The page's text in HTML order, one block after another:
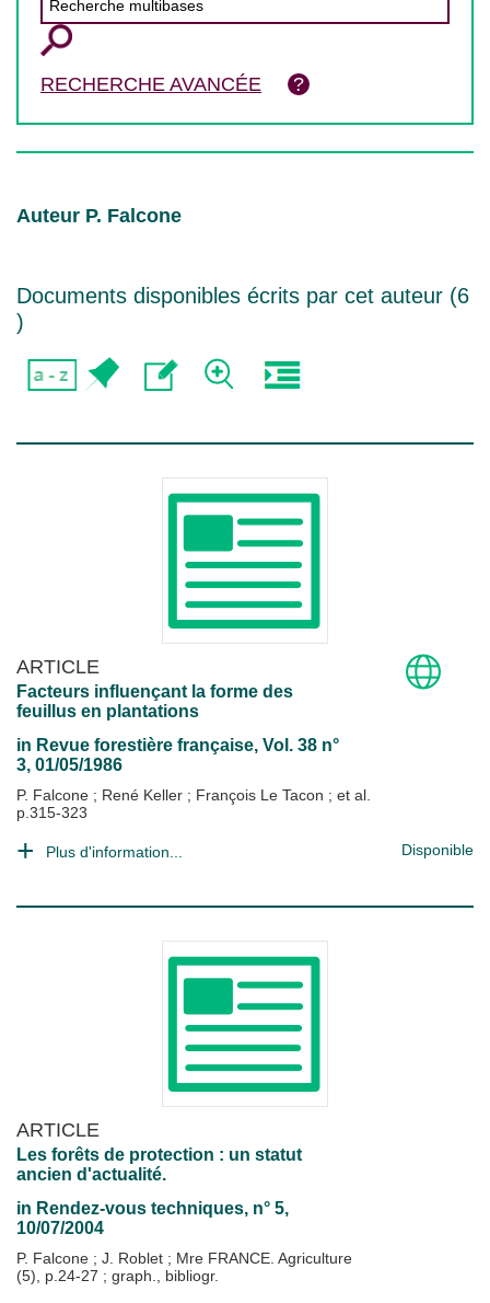
RECHERCHE AVANCÉE
Auteur P. Falcone
Documents disponibles écrits par cet auteur (6
)
ARTICLE
Facteurs influençant la forme des
feuillus en plantations
in Revue forestière française, Vol. 38 n°
3, 01/05/1986
P. Falcone ; René Keller ; François Le Tacon ; et al.
p.315-323
Plus d'information... Disponible
ARTICLE
Les forêts de protection : un statut
ancien d'actualité.
in Rendez-vous techniques, n° 5,
10/07/2004
P. Falcone ; J. Roblet ; Mre FRANCE. Agriculture
(5), p.24-27 ; graph., bibliogr.